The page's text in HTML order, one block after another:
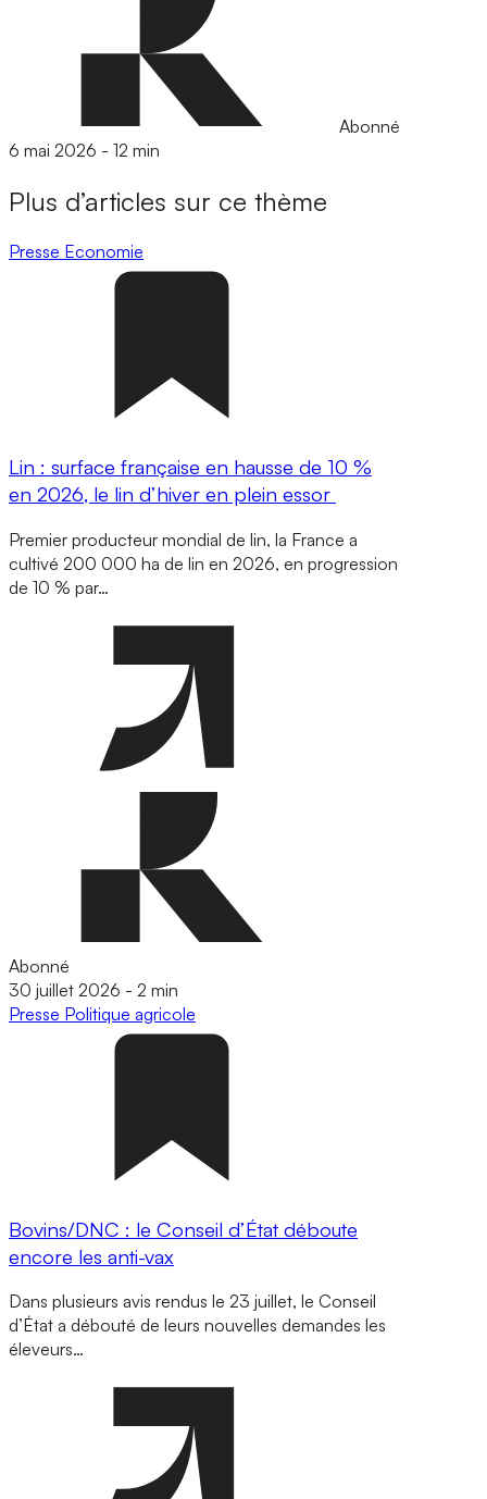
Abonné
6 mai 2026 - 12 min
Plus d’articles sur ce thème
Presse Economie
Lin : surface française en hausse de 10 %
en 2026, le lin d’hiver en plein essor
Premier producteur mondial de lin, la France a
cultivé 200 000 ha de lin en 2026, en progression
de 10 % par…
Abonné
30 juillet 2026 - 2 min
Presse Politique agricole
Bovins/DNC : le Conseil d’État déboute
encore les anti-vax
Dans plusieurs avis rendus le 23 juillet, le Conseil
d’État a débouté de leurs nouvelles demandes les
éleveurs…